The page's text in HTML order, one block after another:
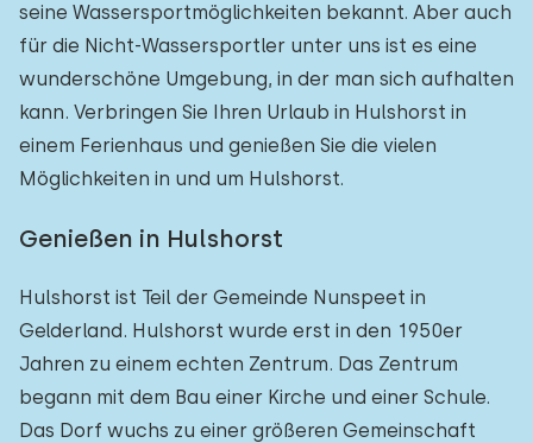
seine Wassersportmöglichkeiten bekannt. Aber auch
für die Nicht-Wassersportler unter uns ist es eine
wunderschöne Umgebung, in der man sich aufhalten
kann. Verbringen Sie Ihren Urlaub in Hulshorst in
einem Ferienhaus und genießen Sie die vielen
Möglichkeiten in und um Hulshorst.
Genießen in Hulshorst
Hulshorst ist Teil der Gemeinde Nunspeet in
Gelderland. Hulshorst wurde erst in den 1950er
Jahren zu einem echten Zentrum. Das Zentrum
begann mit dem Bau einer Kirche und einer Schule.
Das Dorf wuchs zu einer größeren Gemeinschaft